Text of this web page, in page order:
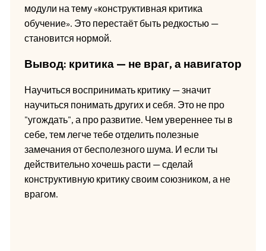
модули на тему «конструктивная критика
обучение». Это перестаёт быть редкостью —
становится нормой.
Вывод: критика — не враг, а навигатор
Научиться воспринимать критику — значит
научиться понимать других и себя. Это не про
"угождать", а про развитие. Чем увереннее ты в
себе, тем легче тебе отделить полезные
замечания от бесполезного шума. И если ты
действительно хочешь расти — сделай
конструктивную критику своим союзником, а не
врагом.